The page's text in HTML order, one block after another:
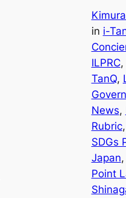
in i-
ILPRC,
TanQ,
News,
Rubric,
SDGs
Japan,
Point